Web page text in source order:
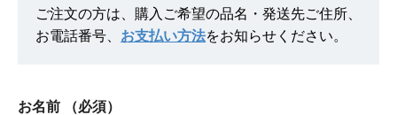
ご注文の方は、購入ご希望の品名・発送先ご住所、
お電話番号、 お支払い方法をお知らせください。
お名前 （必須）